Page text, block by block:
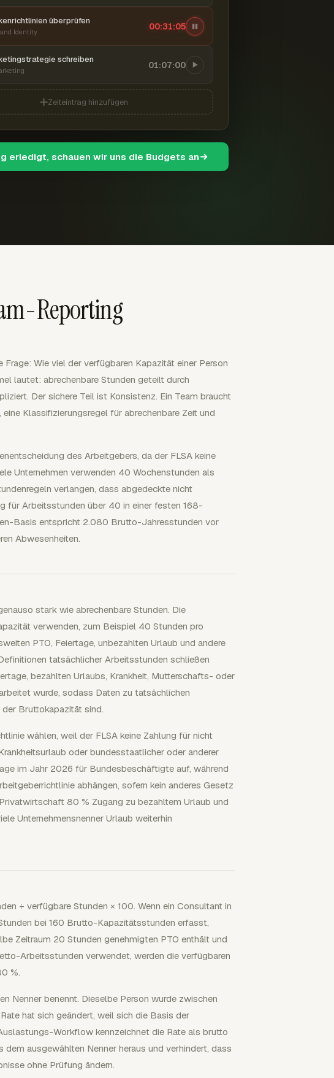
überprüfen
Identity
00:31:06
schreiben 01:07:00
Zeiteintrag hinzufügen
erledigt, schauen wir uns die Budgets an
Reporting
Wie viel der verfügbaren Kapazität einer Person
lautet: abrechenbare Stunden geteilt durch
Der sichere Teil ist Konsistenz. Ein Team braucht
Klassifizierungsregel für abrechenbare Zeit und
des Arbeitgebers, da der FLSA keine
Unternehmen verwenden 40 Wochenstunden als
verlangen, dass abgedeckte nicht
für Arbeitsstunden über 40 in einer festen 168-
Basis entspricht 2.080 Brutto-Jahresstunden vor
Abwesenheiten.
stark wie abrechenbare Stunden. Die
verwenden, zum Beispiel 40 Stunden pro
PTO, Feiertage, unbezahlten Urlaub und andere
tatsächlicher Arbeitsstunden schließen
bezahlten Urlaubs, Krankheit, Mutterschafts- oder
wurde, sodass Daten zu tatsächlichen
Bruttokapazität sind.
wählen, weil der FLSA keine Zahlung für nicht
oder bundesstaatlicher oder anderer
im Jahr 2026 für Bundesbeschäftigte auf, während
abhängen, sofern kein anderes Gesetz
80 % Zugang zu bezahltem Urlaub und
Unternehmensnenner Urlaub weiterhin
÷ verfügbare Stunden × 100. Wenn ein Consultant in
bei 160 Brutto-Kapazitätsstunden erfasst,
Zeitraum 20 Stunden genehmigten PTO enthält und
Arbeitsstunden verwendet, werden die verfügbaren
%.
Nenner benennt. Dieselbe Person wurde zwischen
hat sich geändert, weil sich die Basis der
Workflow kennzeichnet die Rate als brutto
ausgewählten Nenner heraus und verhindert, dass
ohne Prüfung ändern.